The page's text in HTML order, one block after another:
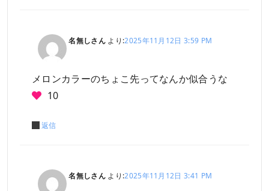
名無しさん より:2025年11月12日 3:59 PM
メロンカラーのちょこ先ってなんか似合うな
10
返信
名無しさん より:2025年11月12日 3:41 PM